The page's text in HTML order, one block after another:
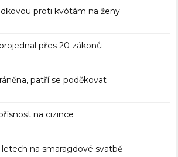
proti kvótám na ženy
přes 20 zákonů
patří se poděkovat
na cizince
letech na smaragdové svatbě